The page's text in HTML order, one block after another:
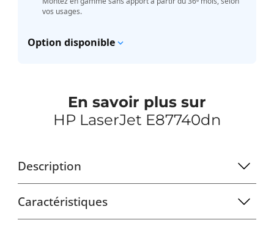
vos usages.
Option disponible
En savoir plus sur
HP LaserJet E87740dn
Description
Caractéristiques